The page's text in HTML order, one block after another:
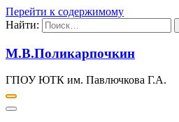
Перейти к содержимому
Найти:
М.В.Поликарпочкин
ГПОУ ЮТК им. Павлючкова Г.А.